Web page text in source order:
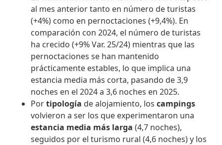
al mes anterior tanto en número de turistas
(+4%) como en pernoctaciones (+9,4%). En
comparación con 2024, el número de turistas
ha crecido (+9% Var. 25/24) mientras que las
pernoctaciones se han mantenido
prácticamente estables, lo que implica una
estancia media más corta, pasando de 3,9
noches en el 2024 a 3,6 noches en 2025.
Portipología de alojamiento, loscampings
volvieron a ser los que experimentaron una
estancia media más larga (4,7 noches),
seguidos por el turismo rural (4,6 noches) y los